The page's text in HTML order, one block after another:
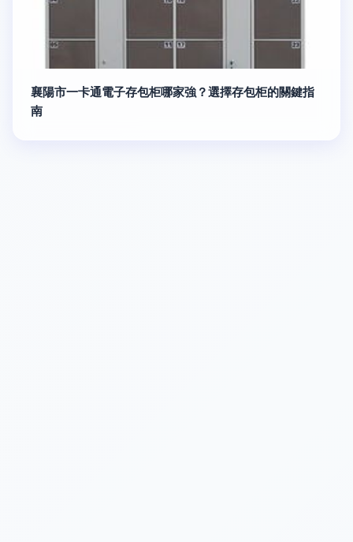
襄陽市一卡通電子存包柜哪家強？選擇存包柜的關鍵指
南